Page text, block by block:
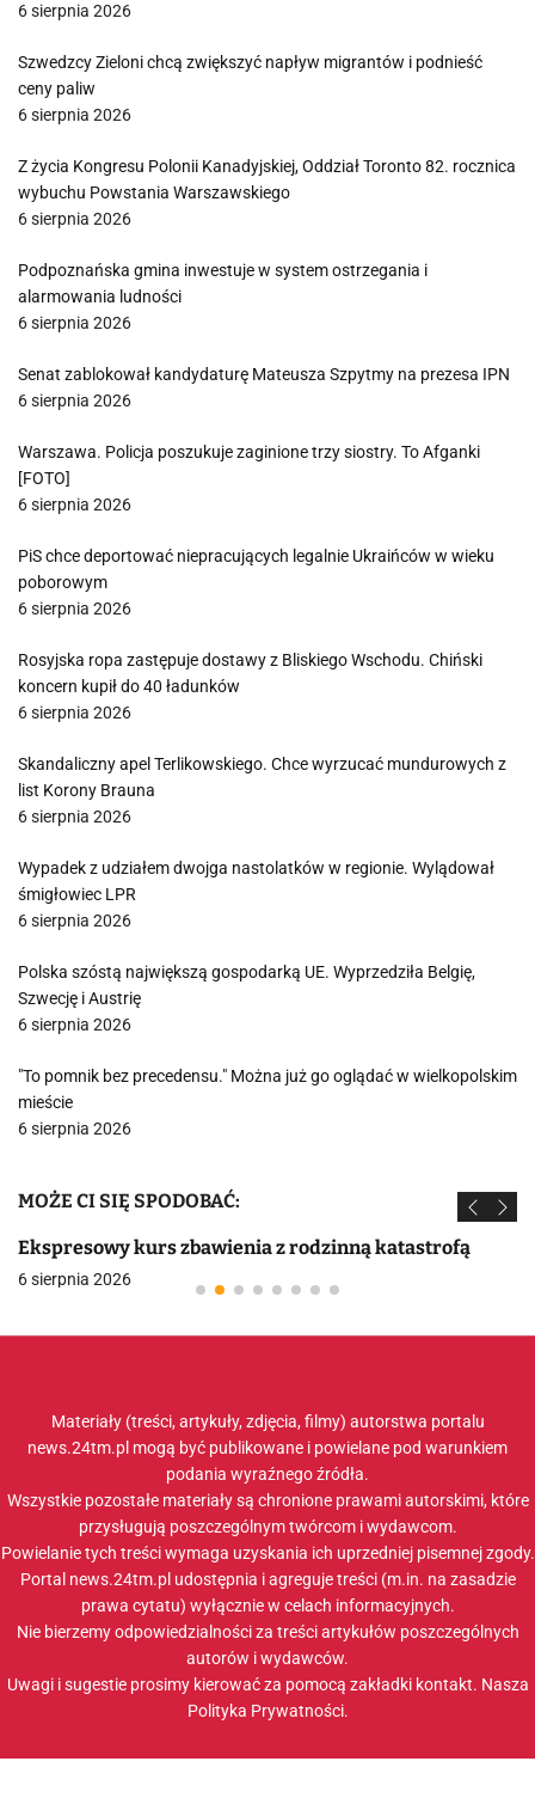
6 sierpnia 2026
Szwedzcy Zieloni chcą zwiększyć napływ migrantów i podnieść
ceny paliw
6 sierpnia 2026
Z życia Kongresu Polonii Kanadyjskiej, Oddział Toronto 82. rocznica
wybuchu Powstania Warszawskiego
6 sierpnia 2026
Podpoznańska gmina inwestuje w system ostrzegania i
alarmowania ludności
6 sierpnia 2026
Senat zablokował kandydaturę Mateusza Szpytmy na prezesa IPN
6 sierpnia 2026
Warszawa. Policja poszukuje zaginione trzy siostry. To Afganki
[FOTO]
6 sierpnia 2026
PiS chce deportować niepracujących legalnie Ukraińców w wieku
poborowym
6 sierpnia 2026
Rosyjska ropa zastępuje dostawy z Bliskiego Wschodu. Chiński
koncern kupił do 40 ładunków
6 sierpnia 2026
Skandaliczny apel Terlikowskiego. Chce wyrzucać mundurowych z
list Korony Brauna
6 sierpnia 2026
Wypadek z udziałem dwojga nastolatków w regionie. Wylądował
śmigłowiec LPR
6 sierpnia 2026
Polska szóstą największą gospodarką UE. Wyprzedziła Belgię,
Szwecję i Austrię
6 sierpnia 2026
"To pomnik bez precedensu." Można już go oglądać w wielkopolskim
mieście
6 sierpnia 2026
MOŻE CI SIĘ SPODOBAĆ:
Ekspresowy kurs zbawienia z rodzinną katastrofą
6 sierpnia 2026
Materiały (treści, artykuły, zdjęcia, filmy) autorstwa portalu
news.24tm.pl mogą być publikowane i powielane pod warunkiem
podania wyraźnego źródła.
Wszystkie pozostałe materiały są chronione prawami autorskimi, które
przysługują poszczególnym twórcom i wydawcom.
Powielanie tych treści wymaga uzyskania ich uprzedniej pisemnej zgody.
Portal news.24tm.pl udostępnia i agreguje treści (m.in. na zasadzie
prawa cytatu) wyłącznie w celach informacyjnych.
Nie bierzemy odpowiedzialności za treści artykułów poszczególnych
autorów i wydawców.
Uwagi i sugestie prosimy kierować za pomocą zakładki kontakt. Nasza
Polityka Prywatności.